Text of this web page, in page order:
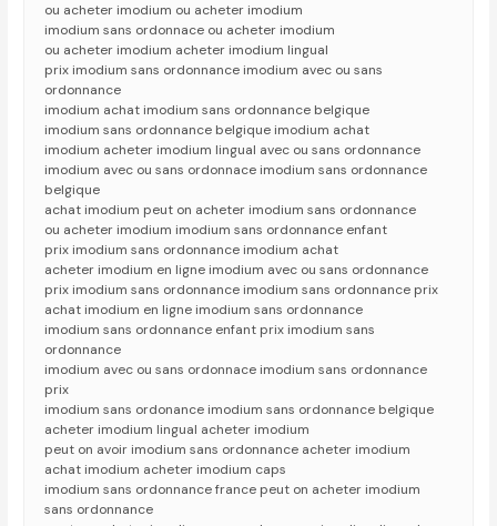
ou acheter imodium ou acheter imodium
imodium sans ordonnace ou acheter imodium
ou acheter imodium acheter imodium lingual
prix imodium sans ordonnance imodium avec ou sans
ordonnance
imodium achat imodium sans ordonnance belgique
imodium sans ordonnance belgique imodium achat
imodium acheter imodium lingual avec ou sans ordonnance
imodium avec ou sans ordonnace imodium sans ordonnance
belgique
achat imodium peut on acheter imodium sans ordonnance
ou acheter imodium imodium sans ordonnance enfant
prix imodium sans ordonnance imodium achat
acheter imodium en ligne imodium avec ou sans ordonnance
prix imodium sans ordonnance imodium sans ordonnance prix
achat imodium en ligne imodium sans ordonnance
imodium sans ordonnance enfant prix imodium sans
ordonnance
imodium avec ou sans ordonnace imodium sans ordonnance
prix
imodium sans ordonance imodium sans ordonnance belgique
acheter imodium lingual acheter imodium
peut on avoir imodium sans ordonnance acheter imodium
achat imodium acheter imodium caps
imodium sans ordonnance france peut on acheter imodium
sans ordonnance